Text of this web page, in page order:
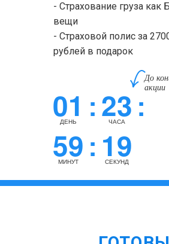
- Страхование груза как
вещи
- Страховой полис за
рублей в подарок
До
акции
01:
ДЕНЬ 23:
ЧАСА
59:
МИНУТ 18
СЕКУНД